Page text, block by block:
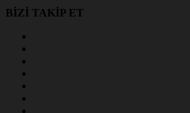
BİZİ TAKİP ET